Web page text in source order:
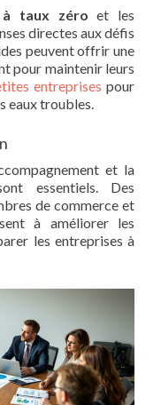
taux zéro et les
directes aux défis
peuvent offrir une
pour maintenir leurs
entreprises pour
eaux troubles.
et la
essentiels. Des
de commerce et
à améliorer les
les entreprises à